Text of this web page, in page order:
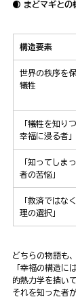
🌒 まどマギとの
構造要素
世界の秩序を
犠牲
「犠牲を知り
幸福に浸る者」
「知ってしま
者の苦悩」
「救済ではな
理の選択」
どちらの物語も、
「幸福の構造に
的熱力学を描い
それを知った者